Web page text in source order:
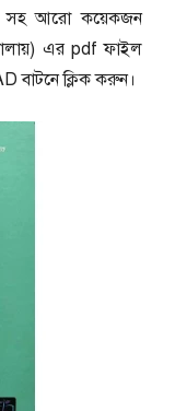
সহ আরো কয়েকজন
এর pdf ফাইল
বাটনে ক্লিক করুন।